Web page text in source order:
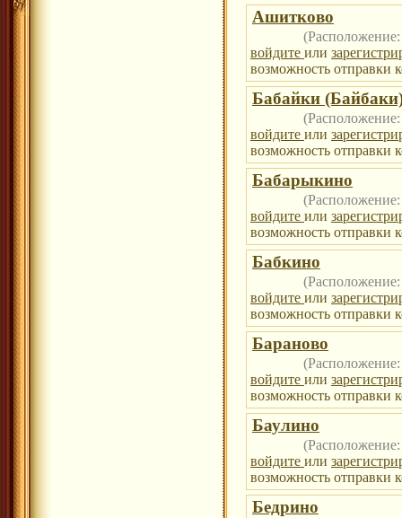
Ашитково
войдите или
возможность отправки
Бабайки
войдите или
возможность отправки
Бабарыкино
войдите или
возможность отправки
Бабкино
войдите или
возможность отправки
Бараново
войдите или
возможность отправки
Баулино
войдите или
возможность отправки
Бедрино